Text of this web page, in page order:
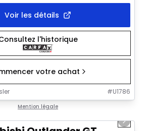
Voir les détails
l'historique
votre achat
#U1786
Mention légale
Next